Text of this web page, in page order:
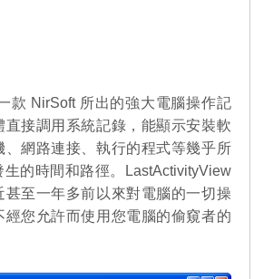
款 NirSoft 所出的強大電腦操作記
直接調用系統記錄，能顯示安裝軟
、網路連接、執行的程式等幾乎所
的時間和路徑。LastActivityView
甚至一年多前以來對電腦的一切操
經您允許而使用您電腦的偷窺者的